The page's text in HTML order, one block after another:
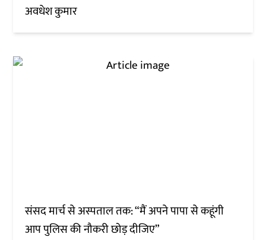
अवधेश कुमार
संसद मार्च से अस्पताल तक: “मैं अपने पापा से कहूंगी
आप पुलिस की नौकरी छोड़ दीजिए”